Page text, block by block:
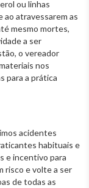
ou linhas
ao atravessarem as
mesmo mortes,
a ser
o vereador
nos
para a prática
acidentes
habituais e
e incentivo para
risco e volte a ser
de todas as